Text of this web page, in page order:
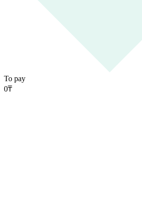
To pay
0₸